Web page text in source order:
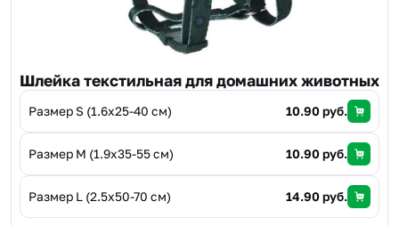
Шлейка текстильная для домашних животных
Размер S (1.6х25-40 см) 10.90 руб.
Размер М (1.9х35-55 см) 10.90 руб.
Размер L (2.5х50-70 см) 14.90 руб.